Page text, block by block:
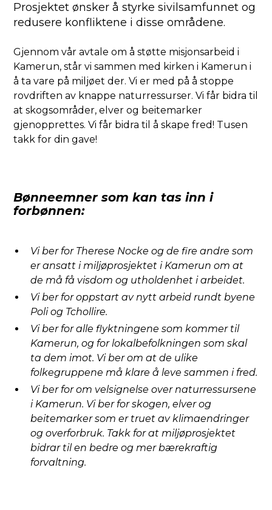
Prosjektet ønsker å styrke sivilsamfunnet og
redusere konfliktene i disse områdene.
Gjennom vår avtale om å støtte misjonsarbeid i
Kamerun, står vi sammen med kirken i Kamerun i
å ta vare på miljøet der. Vi er med på å stoppe
rovdriften av knappe naturressurser. Vi får bidra til
at skogsområder, elver og beitemarker
gjenopprettes. Vi får bidra til å skape fred! Tusen
takk for din gave!
Bønneemner som kan tas inn i
forbønnen:
Vi ber for Therese Nocke og de fire andre som
er ansatt i miljøprosjektet i Kamerun om at
de må få visdom og utholdenhet i arbeidet.
Vi ber for oppstart av nytt arbeid rundt byene
Poli og Tchollire.
Vi ber for alle flyktningene som kommer til
Kamerun, og for lokalbefolkningen som skal
ta dem imot. Vi ber om at de ulike
folkegruppene må klare å leve sammen i fred.
Vi ber for om velsignelse over naturressursene
i Kamerun. Vi ber for skogen, elver og
beitemarker som er truet av klimaendringer
og overforbruk. Takk for at miljøprosjektet
bidrar til en bedre og mer bærekraftig
forvaltning.